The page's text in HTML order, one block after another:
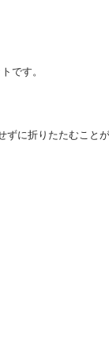
です。
に折りたたむことが